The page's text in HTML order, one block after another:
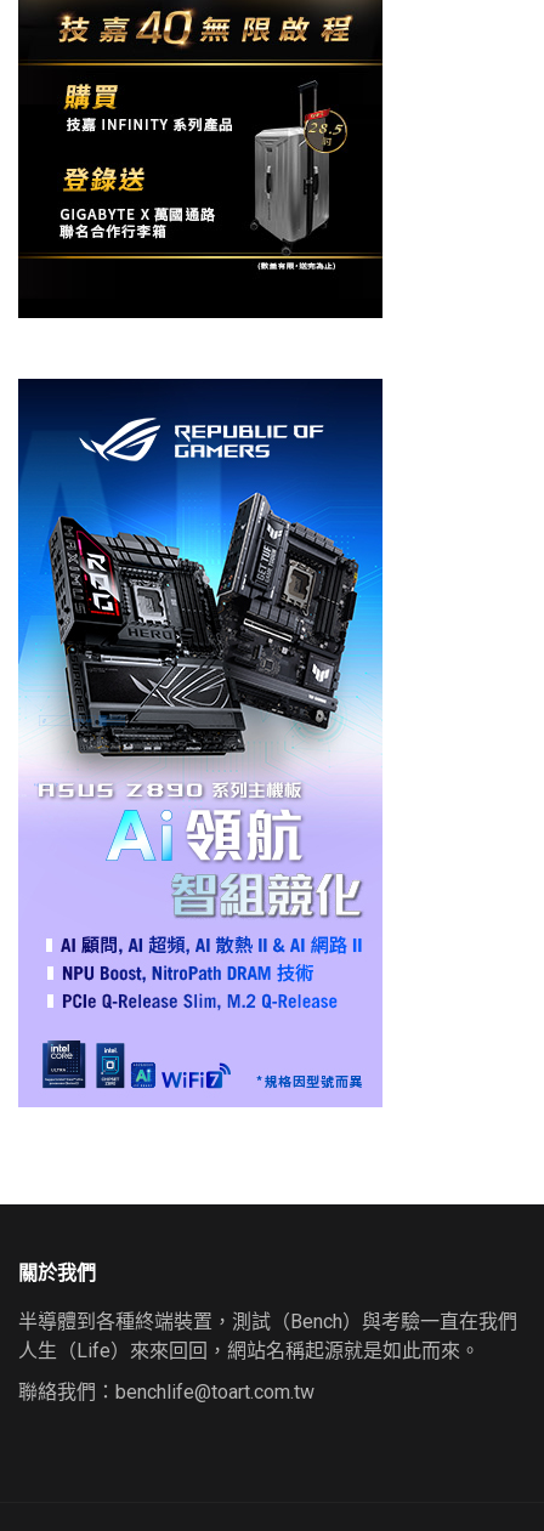
關於我們
半導體到各種終端裝置，測試（Bench）與考驗一直在我們
人生（Life）來來回回，網站名稱起源就是如此而來。
聯絡我們： benchlife@toart.com.tw